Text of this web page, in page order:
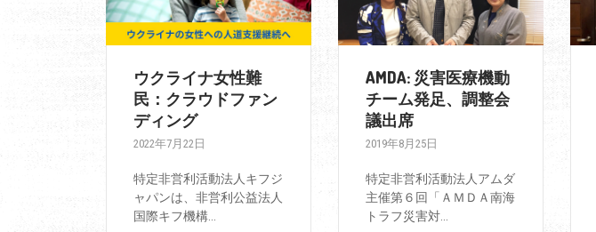
ウクライナ女性難
民：クラウドファン
ディング
2022年7月22日
特定非営利活動法人キフジ
ャパンは、非営利公益法人
国際キフ機構...
AMDA: 災害医療機動
チーム発足、調整会
議出席
2019年8月25日
特定非営利活動法人アムダ
主催第６回「ＡＭＤＡ南海
トラフ災害対...